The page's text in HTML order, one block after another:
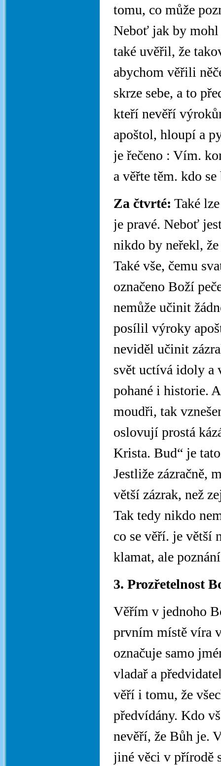
tomu, co může
Neboť jak by
také uvěřil, že
abychom věřili
skrze sebe, a to
kteří nevěří
apoštol, hloupí a
je řečeno : Vím.
a věřte těm. kdo
Za čtvrté: Také
je pravé. Neboť
nikdo by neřekl,
Také vše, čemu
označeno Boží
nemůže učinit
posílil výroky
neviděl učinit
svět uctívá idoly a
pohané i historie.
moudři, tak
oslovují prostá
Krista. Bud“ je
Jestliže zázračně,
větší zázrak, než
Tak tedy nikdo
co se věří. je větší
klamat, ale
3. Prozřetelnost
Věřím v jednoho
prvním místě víra
označuje samo
vladař a
věří i tomu, že
předvídány. Kdo
nevěří, že Bůh je.
jiné věci v přírodě